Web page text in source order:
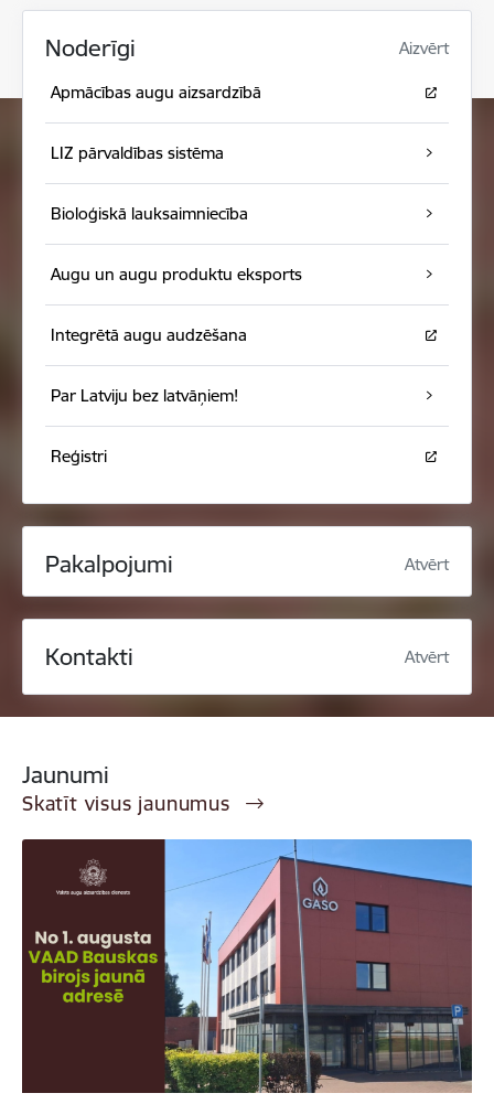
Noderīgi Aizvērt
Apmācības augu aizsardzībā
LIZ pārvaldības sistēma
Bioloģiskā lauksaimniecība
Augu un augu produktu eksports
Integrētā augu audzēšana
Par Latviju bez latvāņiem!
Reģistri
Pakalpojumi Atvērt
Kontakti Atvērt
Jaunumi
Skatīt visus jaunumus